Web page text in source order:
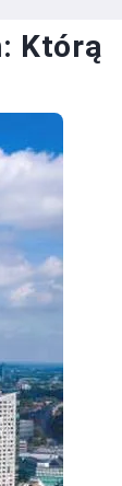
Którą